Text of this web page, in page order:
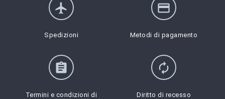
flight
Spedizioni
credit_card
Metodi di pagamento
assignment
Termini e condizioni di
autorenew
Diritto di recesso